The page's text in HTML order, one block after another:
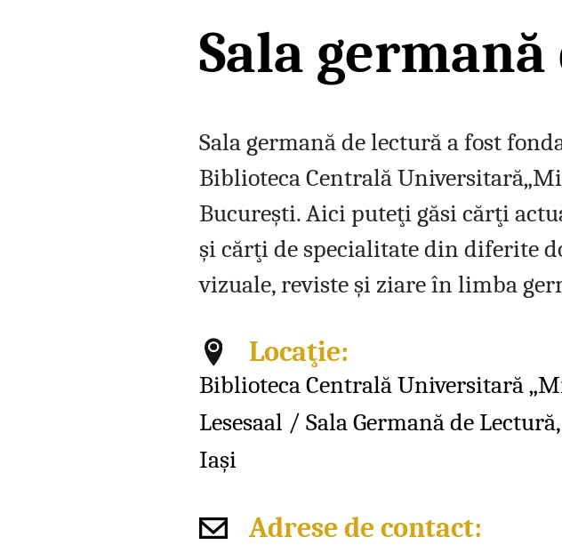
Sala
Sala germană de lectură a fost
Biblioteca Centrală
Bucureşti. Aici puteţi găsi cărţi
şi cărţi de specialitate din diferite
vizuale, reviste şi ziare în limba
Locaţie:
Biblioteca Centrală Universitară
Lesesaal / Sala Germană de
Iaşi
Adrese de contact: